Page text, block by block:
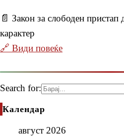
📄 Закон за слободен
карактер
🔗 Види повеќе
Search for:
Календар
август 2026